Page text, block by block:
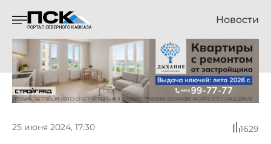
Новости
25 июня 2024, 17:30 1629